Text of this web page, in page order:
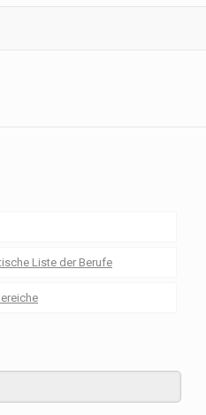
Liste der Berufe